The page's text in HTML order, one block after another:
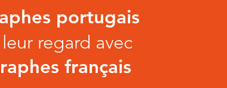
portugais
regard avec
français